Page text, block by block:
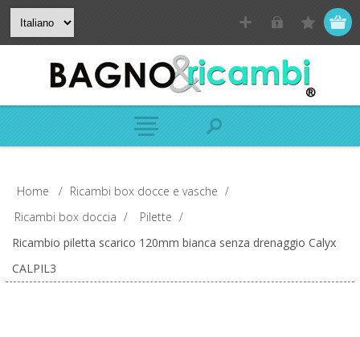
Home / Ricambi box docce e vasche /
Ricambi box doccia / Pilette /
Ricambio piletta scarico 120mm bianca senza drenaggio Calyx
CALPIL3